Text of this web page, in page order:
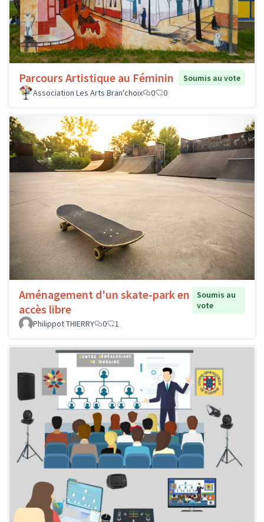
Parcours Artistique au Féminin
Soumis au vote
Association Les Arts Bran'choix
0 0
Aménagement d'un skate-park en
accès libre
Soumis au
vote
Philippot THIERRY
0 1